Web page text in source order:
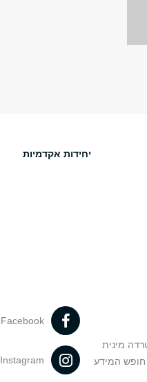
יחידות אקדמיות
מינית
חופש המידע
Facebook
Instagram